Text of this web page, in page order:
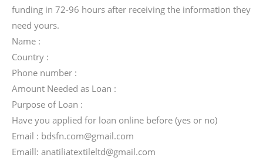
funding in 72-96 hours after receiving the information they
need yours.
Name :
Country :
Phone number :
Amount Needed as Loan :
Purpose of Loan :
Have you applied for loan online before (yes or no)
Email : bdsfn.com@gmail.com
Emaill: anatiliatextileltd@gmail.com